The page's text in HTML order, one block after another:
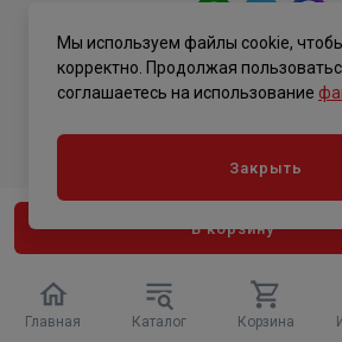
Главная Каталог Корзина
В корзину
Политика
Мы используем файлы cookie,
корректно. Продолжая
соглашаетесь на использование
Закрыть